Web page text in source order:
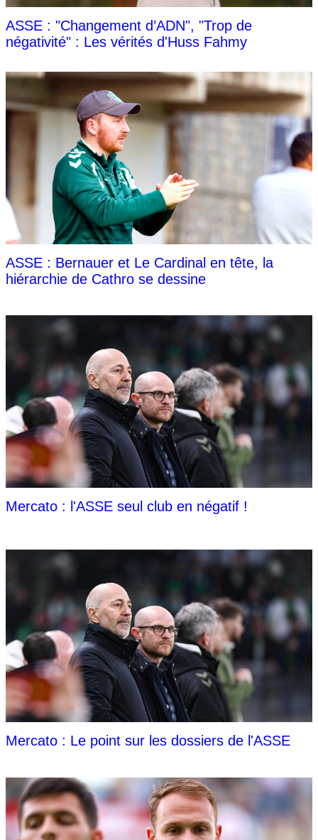
ASSE : "Changement d’ADN", "Trop de
négativité" : Les vérités d'Huss Fahmy
ASSE : Bernauer et Le Cardinal en tête, la
hiérarchie de Cathro se dessine
Mercato : l'ASSE seul club en négatif !
Mercato : Le point sur les dossiers de l'ASSE